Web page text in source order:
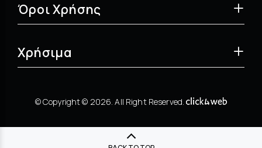
Όροι Χρήσης
Χρήσιμα
© Copyright © 2026. All Right Reserved.